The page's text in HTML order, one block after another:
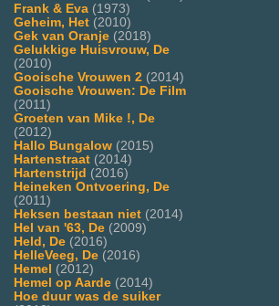
Frank & Eva (1973)
Geheim, Het (2010)
Gek van Oranje (2018)
Gelukkige Huisvrouw, De
(2010)
Gooische Vrouwen 2 (2014)
Gooische Vrouwen: De Film
(2011)
Groeten van Mike !, De
(2012)
Hallo Bungalow (2015)
Hartenstraat (2014)
Hartenstrijd (2016)
Heineken Ontvoering, De
(2011)
Heksen bestaan niet (2014)
Hel van '63, De (2009)
Held, De (2016)
HelleVeeg, De (2016)
Hemel (2012)
Hemel op Aarde (2014)
Hoe duur was de suiker